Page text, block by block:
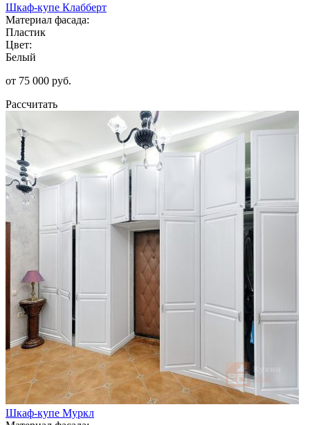
Шкаф-купе Клабберт
Материал фасада:
Пластик
Цвет:
Белый
от 75 000 руб.
Рассчитать
Шкаф-купе Муркл